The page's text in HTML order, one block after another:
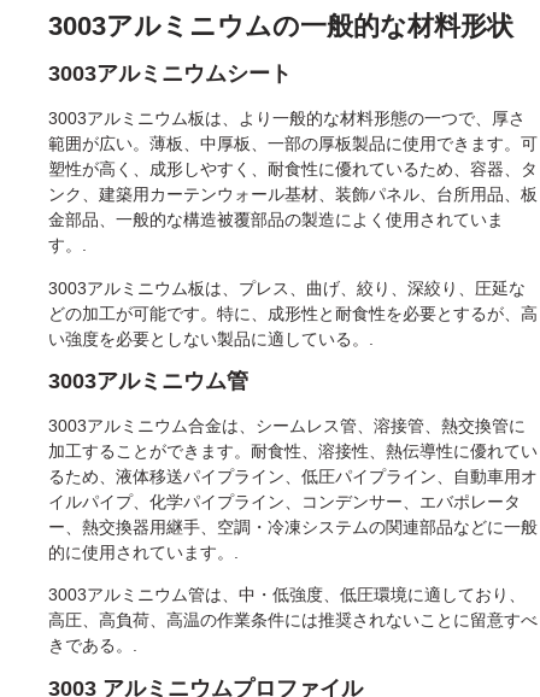
3003アルミニウムの一般的な材料形状
3003アルミニウムシート
3003アルミニウム板は、より一般的な材料形態の一つで、厚さ
範囲が広い。薄板、中厚板、一部の厚板製品に使用できます。可
塑性が高く、成形しやすく、耐食性に優れているため、容器、タ
ンク、建築用カーテンウォール基材、装飾パネル、台所用品、板
金部品、一般的な構造被覆部品の製造によく使用されていま
す。.
3003アルミニウム板は、プレス、曲げ、絞り、深絞り、圧延な
どの加工が可能です。特に、成形性と耐食性を必要とするが、高
い強度を必要としない製品に適している。.
3003アルミニウム管
3003アルミニウム合金は、シームレス管、溶接管、熱交換管に
加工することができます。耐食性、溶接性、熱伝導性に優れてい
るため、液体移送パイプライン、低圧パイプライン、自動車用オ
イルパイプ、化学パイプライン、コンデンサー、エバポレータ
ー、熱交換器用継手、空調・冷凍システムの関連部品などに一般
的に使用されています。.
3003アルミニウム管は、中・低強度、低圧環境に適しており、
高圧、高負荷、高温の作業条件には推奨されないことに留意すべ
きである。.
3003 アルミニウムプロファイル